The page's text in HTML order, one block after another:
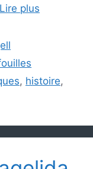
Lire plus
, histoire,